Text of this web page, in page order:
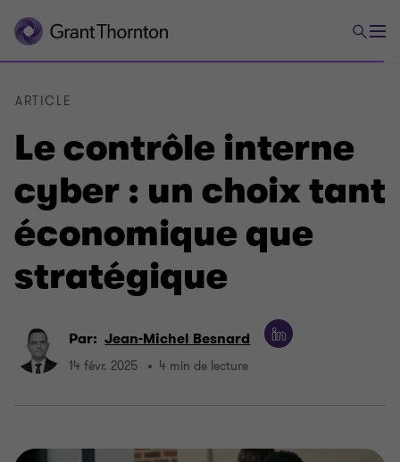
Le contrôle interne
cyber : un choix tant
économique que
stratégique
ARTICLE
Par: Jean-Michel Besnard
14 févr. 2025 4 min de lecture